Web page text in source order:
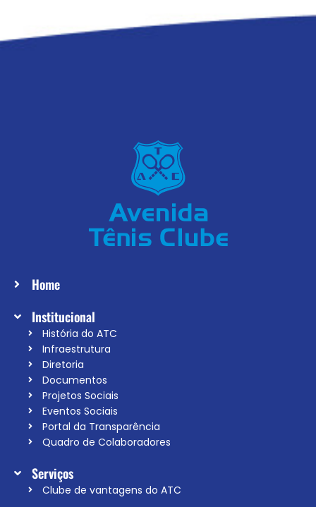
Home
Institucional
História do ATC
Infraestrutura
Diretoria
Documentos
Projetos Sociais
Eventos Sociais
Portal da Transparência
Quadro de Colaboradores
Serviços
Clube de vantagens do ATC